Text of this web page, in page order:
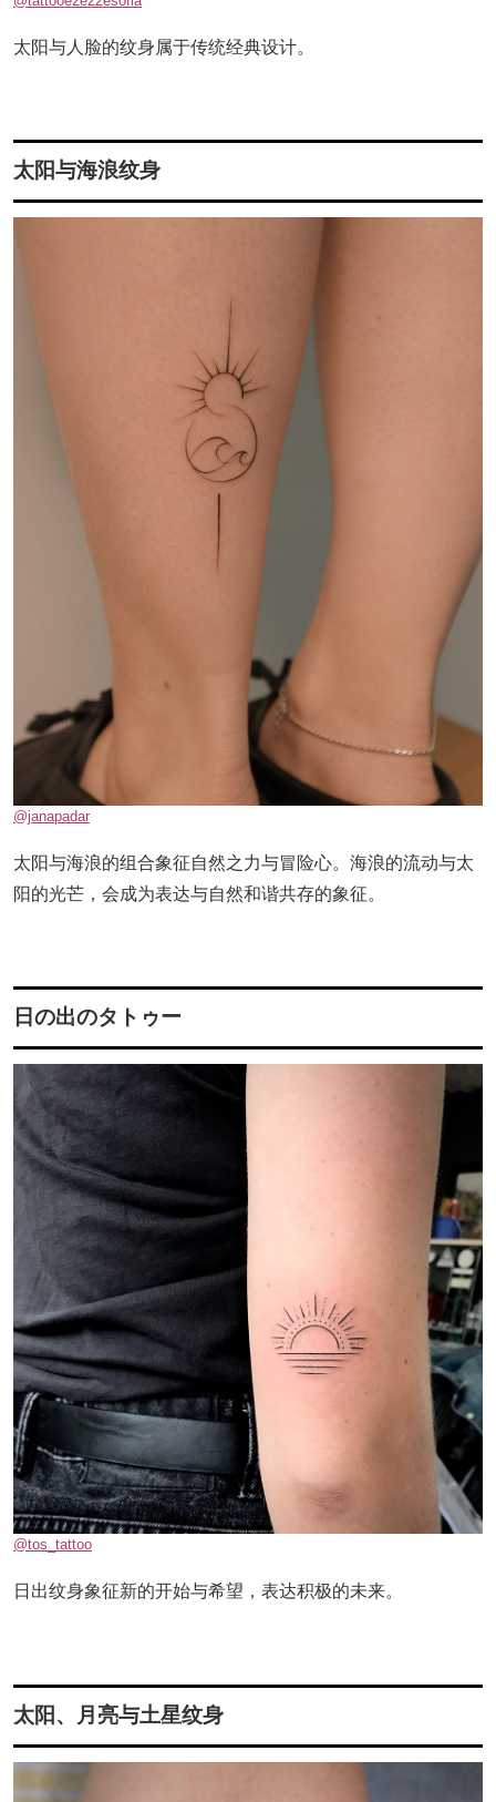
太阳与人脸的纹身属于传统经典设计。
太阳与海浪纹身
@janapadar
太阳与海浪的组合象征自然之力与冒险心。海浪的流动与太
阳的光芒，会成为表达与自然和谐共存的象征。
日の出のタトゥー
@tos_tattoo
日出纹身象征新的开始与希望，表达积极的未来。
太阳、月亮与土星纹身